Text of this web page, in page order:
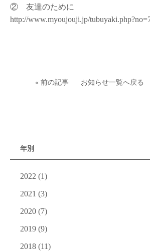
② 友達のために
http://www.myoujouji.jp/
« 前の記事 お知らせ一覧へ戻る
年別
2022 (1)
2021 (3)
2020 (7)
2019 (9)
2018 (11)